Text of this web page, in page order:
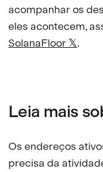
acompanhar os
eles acontecem,
SolanaFloor 𝕏.
Leia mais
Os endereços
precisa da